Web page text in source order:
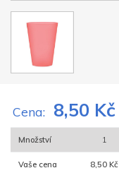
Cena: 8,50 Kč
Množství 1
Vaše cena 8,50 Kč